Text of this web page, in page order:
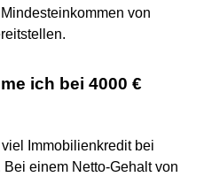
von
ich bei 4000 €
Immobilienkredit bei
einem Netto-Gehalt von